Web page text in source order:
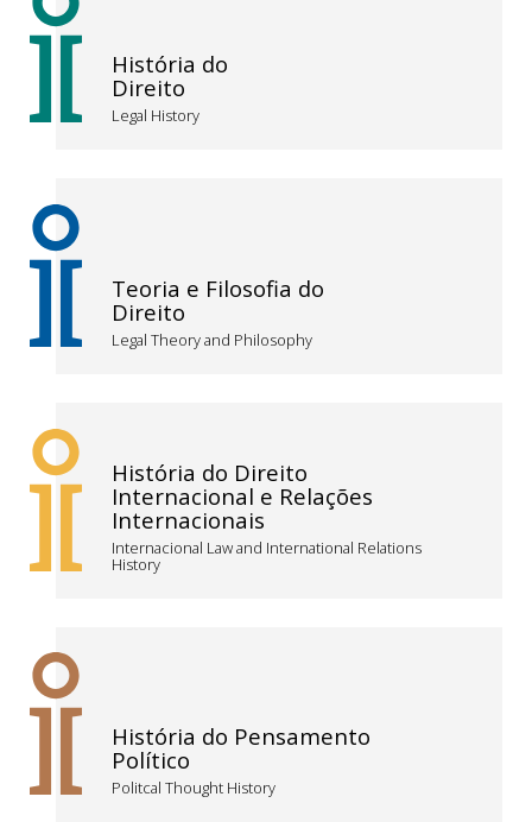
História do
Direito
Legal History
Teoria e Filosofia do
Direito
Legal Theory and Philosophy
História do Direito
Internacional e Relações
Internacionais
Internacional Law and International Relations
History
História do Pensamento
Político
Politcal Thought History